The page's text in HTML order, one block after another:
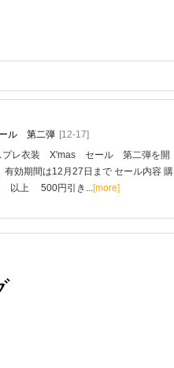
ル 第二弾 [12-17]
レ衣装 X'mas セール 第二弾を開
有効期間は12月27日まで セール内容 購
以上 500円引き...[more]